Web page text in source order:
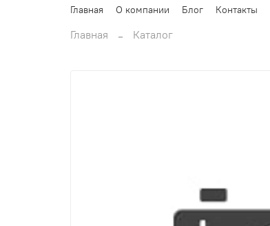
Главная О компании Блог Контакты
Главная Каталог